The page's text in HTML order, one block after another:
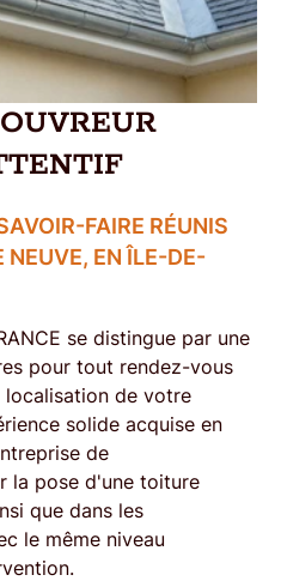
FAIRE RÉUNIS
NEUVE, EN ÎLE-DE-
se distingue par une
pour tout rendez-vous
localisation de votre
solide acquise en
de
la pose d'une toiture
que dans les
le même niveau